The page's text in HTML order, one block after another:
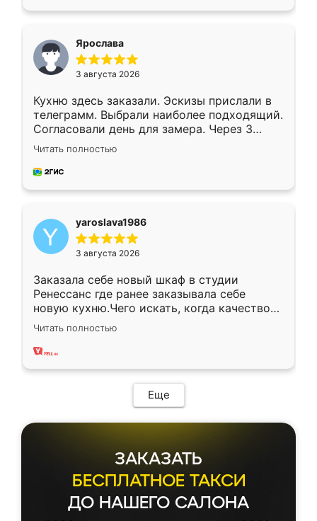
Ярослава
3 августа 2026
Кухню здесь заказали. Эскизы прислали в
телеграмм. Выбрали наиболее подходящий.
Согласовали день для замера. Через 3
недели кухня была уже готова. Остались
довольны работой. Спасибо Ренессанс
мебель за качественную работу!
Читать полностью
yaroslava1986
3 августа 2026
Заказала себе новый шкаф в студии
Ренессанс где ранее заказывала себе
новую кухню.Чего искать, когда качеством
вполне довольна. Служит кухня уже почти
два года, нареканий нет.
Читать полностью
Еще
ЗАКАЗАТЬ
БЕСПЛАТНОЕ ТАКСИ
ДО НАШЕГО САЛОНА